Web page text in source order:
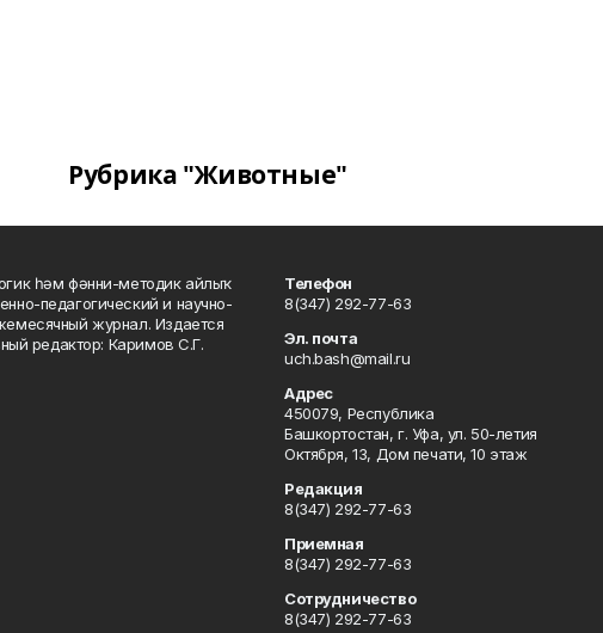
Рубрика "Животные"
һәм фәнни-методик айлыҡ
педагогический и научно-
журнал. Издается
редактор: Каримов С.Г.
Телефон
8(347) 292-77-63
Эл. почта
uch.bash@mail.ru
Адрес
450079, Республика
Башкортостан, г. Уфа, ул. 50-летия
Октября, 13, Дом печати, 10 этаж
Редакция
8(347) 292-77-63
Приемная
8(347) 292-77-63
Сотрудничество
8(347) 292-77-63